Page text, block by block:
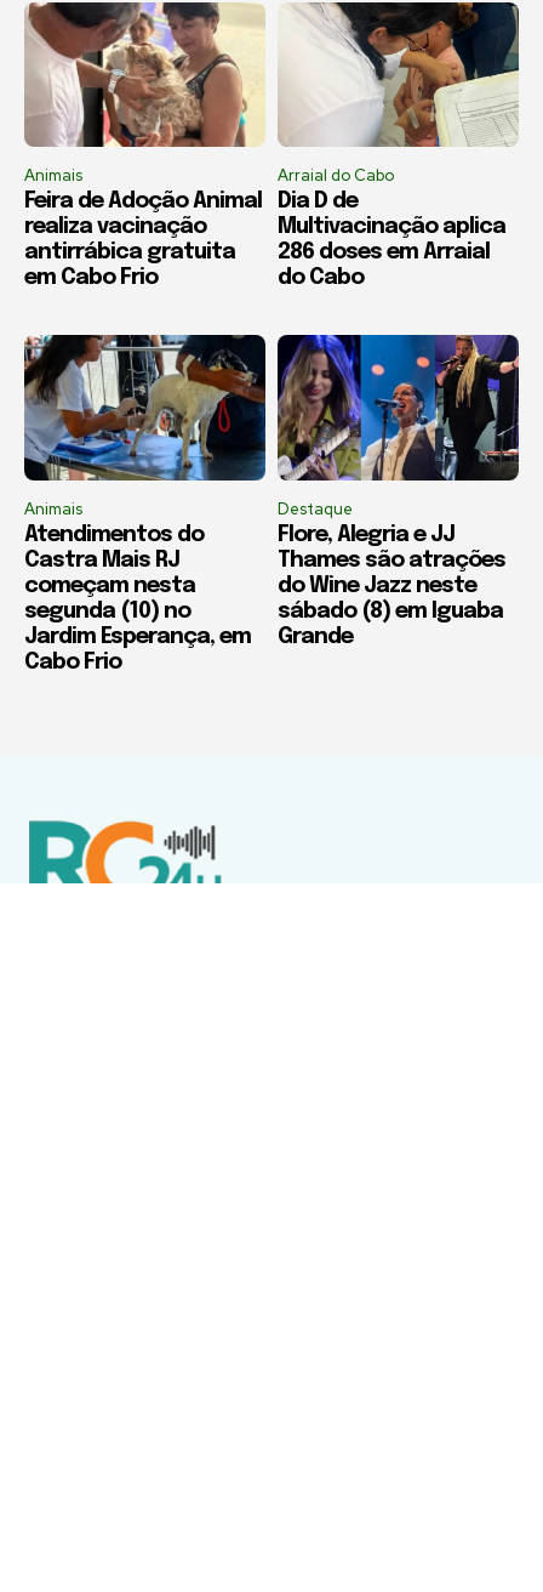
Animais
Feira de Adoção Animal
realiza vacinação
antirrábica gratuita
em Cabo Frio
Arraial do Cabo
Dia D de
Multivacinação aplica
286 doses em Arraial
do Cabo
Animais
Atendimentos do
Castra Mais RJ
começam nesta
segunda (10) no
Jardim Esperança, em
Cabo Frio
Destaque
Flore, Alegria e JJ
Thames são atrações
do Wine Jazz neste
sábado (8) em Iguaba
Grande